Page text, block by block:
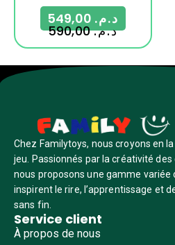
د.م.590,00
د.م.
Chez Familytoys, nous croyons en
jeu. Passionnés par la créativité
nous proposons une gamme variée
inspirent le rire, l’apprentissage et
sans fin.
Service client
À propos de nous